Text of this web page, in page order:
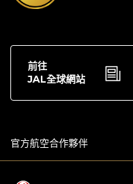
前往
JAL全球網站
官方航空合作夥伴